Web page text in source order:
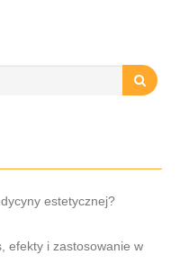
estetycznej?
efekty i zastosowanie w